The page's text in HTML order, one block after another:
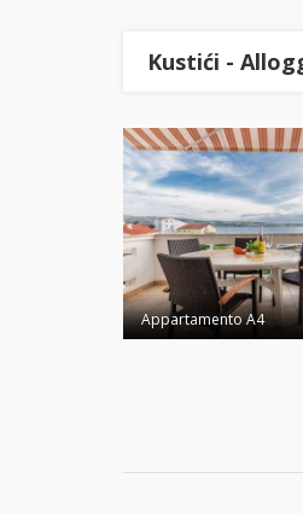
Kustići -
Appartamento A4